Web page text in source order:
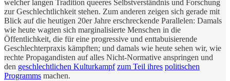
welcher langen Tradition queeres Selbstverständnis und Forschung
zur Geschlechtlichkeit stehen. Zum anderen zeigen sich gerade mit
Blick auf die heutigen 20er Jahre erschreckende Parallelen: Damals
wie heute wagten sich marginalisierte Menschen in die
Öffentlichkeit, die für eine progressive und enttabuisierende
Geschlechterpraxis kämpften; und damals wie heute sehen wir, wie
rechte Propagandisten auf alles Nicht-Normative anspringen und
den geschlechtlichen Kulturkampf zum Teil ihres politischen
Programms machen.